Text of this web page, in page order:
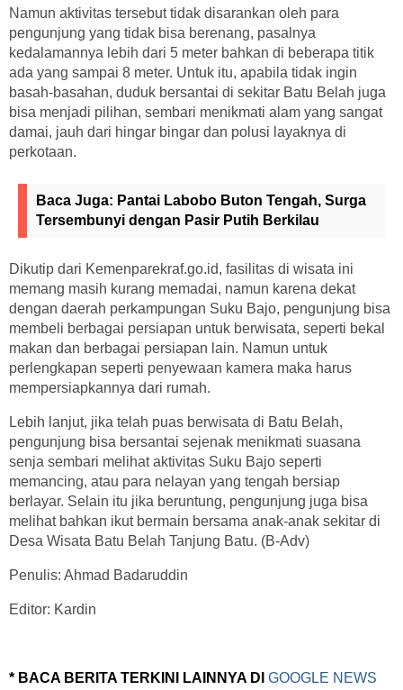
Namun aktivitas tersebut tidak disarankan oleh para
pengunjung yang tidak bisa berenang, pasalnya
kedalamannya lebih dari 5 meter bahkan di beberapa titik
ada yang sampai 8 meter. Untuk itu, apabila tidak ingin
basah-basahan, duduk bersantai di sekitar Batu Belah juga
bisa menjadi pilihan, sembari menikmati alam yang sangat
damai, jauh dari hingar bingar dan polusi layaknya di
perkotaan.
Baca Juga: Pantai Labobo Buton Tengah, Surga
Tersembunyi dengan Pasir Putih Berkilau
Dikutip dari Kemenparekraf.go.id, fasilitas di wisata ini
memang masih kurang memadai, namun karena dekat
dengan daerah perkampungan Suku Bajo, pengunjung bisa
membeli berbagai persiapan untuk berwisata, seperti bekal
makan dan berbagai persiapan lain. Namun untuk
perlengkapan seperti penyewaan kamera maka harus
mempersiapkannya dari rumah.
Lebih lanjut, jika telah puas berwisata di Batu Belah,
pengunjung bisa bersantai sejenak menikmati suasana
senja sembari melihat aktivitas Suku Bajo seperti
memancing, atau para nelayan yang tengah bersiap
berlayar. Selain itu jika beruntung, pengunjung juga bisa
melihat bahkan ikut bermain bersama anak-anak sekitar di
Desa Wisata Batu Belah Tanjung Batu. (B-Adv)
Penulis: Ahmad Badaruddin
Editor: Kardin
* BACA BERITA TERKINI LAINNYA DI GOOGLE NEWS